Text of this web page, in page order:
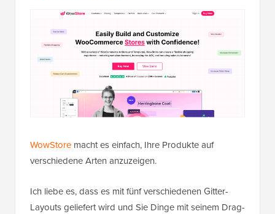
WowStore macht es einfach, Ihre Produkte auf
verschiedene Arten anzuzeigen.
Ich liebe es, dass es mit fünf verschiedenen Gitter-
Layouts geliefert wird und Sie Dinge mit seinem Drag-